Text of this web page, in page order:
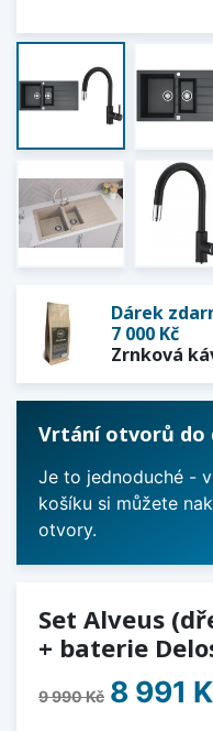
Dárek
7 000 Kč
Zrnková
Vrtání otvorů do
Je to jednoduché -
košíku si můžete
otvory.
Set Alveus
+ baterie
9 990 Kč 8 991